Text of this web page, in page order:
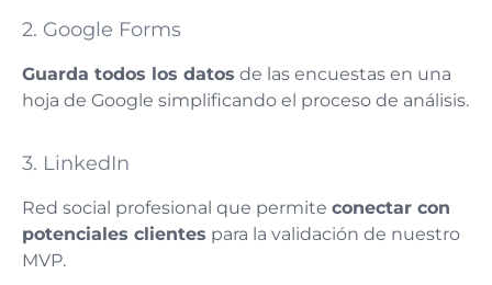
2. Google Forms
Guarda todos los datos de las encuestas en una
hoja de Google simplificando el proceso de análisis.
3. LinkedIn
Red social profesional que permite conectar con
potenciales clientes para la validación de nuestro
MVP.